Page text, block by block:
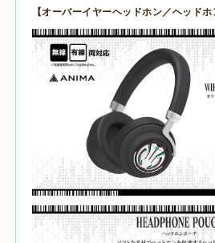
【オーバーイヤーヘッドホン／ヘッドホ